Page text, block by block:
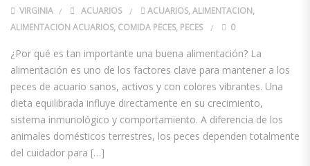
VIRGINIA ACUARIOS ACUARIOS,ALIMENTACION,
ALIMENTACION ACUARIOS, COMIDA PECES, PECES 0
¿Por qué es tan importante una buena alimentación? La
alimentación es uno de los factores clave para mantener a los
peces de acuario sanos, activos y con colores vibrantes. Una
dieta equilibrada influye directamente en su crecimiento,
sistema inmunológico y comportamiento. A diferencia de los
animales domésticos terrestres, los peces dependen totalmente
del cuidador para […]